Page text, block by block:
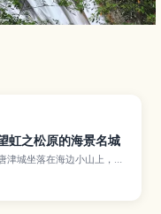
虹之松原的海景名城
津城坐落在海边小山上，可
之松原”松林，是九州代表
绍天守阁观景点、樱花和红
内历史与唐津烧展览、周边